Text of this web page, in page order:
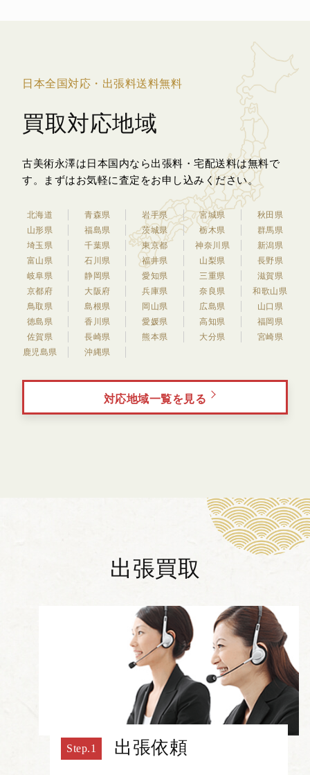
日本全国対応・出張料送料無料
買取対応地域
古美術永澤は日本国内なら出張料・宅配送料は無料で
す。
まずはお気軽に査定をお申し込みください。
北海道 青森県 岩手県 宮城県
秋田県
山形県
福島県 茨城県 栃木県
群馬県
埼玉県
千葉県 東京都 神奈川県
新潟県
富山県
石川県 福井県 山梨県
長野県
岐阜県
静岡県 愛知県 三重県
滋賀県
京都府
大阪府 兵庫県 奈良県
和歌山県
鳥取県
島根県 岡山県 広島県
山口県
徳島県
香川県 愛媛県 高知県
福岡県
佐賀県
長崎県 熊本県 大分県
宮崎県
鹿児島県
沖縄県
対応地域一覧を見る
出張買取
出張依頼